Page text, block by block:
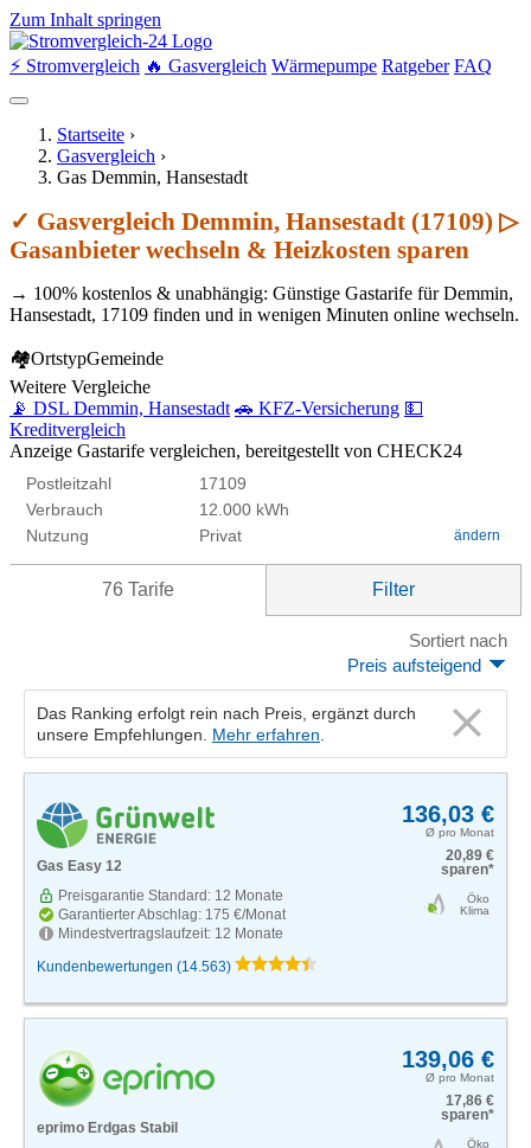
Zum Inhalt springen
⚡ Stromvergleich 🔥 Gasvergleich Wärmepumpe Ratgeber FAQ
Startseite ›
Gasvergleich ›
Gas Demmin, Hansestadt
✓ Gasvergleich Demmin, Hansestadt (17109) ▷
Gasanbieter wechseln & Heizkosten sparen
→ 100% kostenlos & unabhängig: Günstige Gastarife für Demmin,
Hansestadt, 17109 finden und in wenigen Minuten online wechseln.
🏘OrtstypGemeinde
Weitere Vergleiche
📡 DSL Demmin, Hansestadt 🚗 KFZ-Versicherung 💵
Kreditvergleich
Anzeige Gastarife vergleichen, bereitgestellt von CHECK24